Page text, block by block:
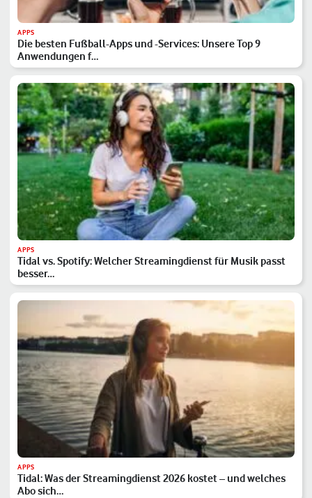
APPS
Die besten Fußball-Apps und -Services: Unsere Top 9
Anwendungen f…
APPS
Tidal vs. Spotify: Welcher Streamingdienst für Musik passt
besser…
APPS
Tidal: Was der Streamingdienst 2026 kostet – und welches
Abo sich…